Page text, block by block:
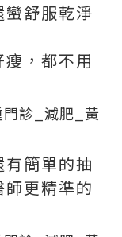
舒服乾淨
，都不用
簡單的抽
更精準的